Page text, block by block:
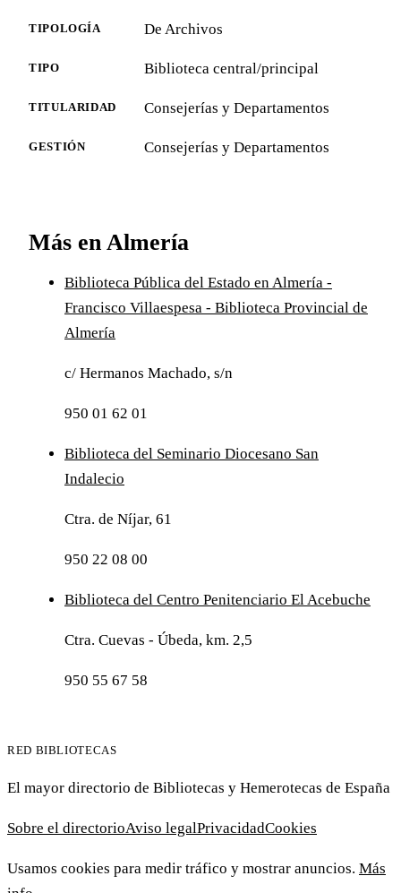
TIPOLOGÍA De Archivos
TIPO Biblioteca central/principal
TITULARIDAD Consejerías y Departamentos
GESTIÓN Consejerías y Departamentos
Más en Almería
Biblioteca Pública del Estado en Almería -
Francisco Villaespesa - Biblioteca Provincial de
Almería
c/ Hermanos Machado, s/n
950 01 62 01
Biblioteca del Seminario Diocesano San
Indalecio
Ctra. de Níjar, 61
950 22 08 00
Biblioteca del Centro Penitenciario El Acebuche
Ctra. Cuevas - Úbeda, km. 2,5
950 55 67 58
RED BIBLIOTECAS
El mayor directorio de Bibliotecas y Hemerotecas de España
Sobre el directorioAviso legalPrivacidadCookies
Usamos cookies para medir tráfico y mostrar anuncios. Más